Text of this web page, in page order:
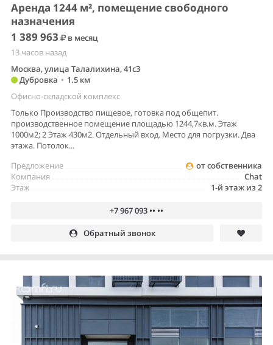
Аренда 1244 м², помещение свободного
назначения
1 389 963
в месяц
13 часов назад
Москва, улица Талалихина, 41с3
Дубровка • 1.5 км
Офисно-складской комплекс
Только Производство пищевое, готовка под общепит.
производственное помещение площадью 1244,7кв.м. Этаж
1000м2; 2 Этаж 430м2. Отдельный вход. Место для погрузки. Два
этажа. Потолок...
от собственника
Предложение
Chat
Компания
1-й этаж из 2
Этаж
+7 967 093 •• ••
Обратный звонок